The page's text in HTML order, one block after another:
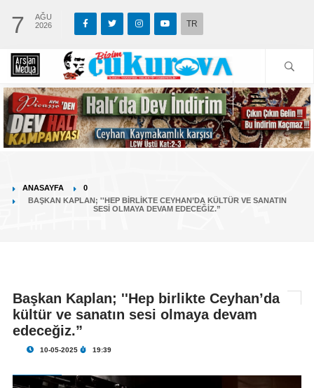
7
AĞU
2026
TR
ANASAYFA
0
BAŞKAN KAPLAN; ''HEP BIRLIKTE CEYHAN’DA KÜLTÜR VE SANATIN
SESI OLMAYA DEVAM EDECEĞIZ.”
Başkan Kaplan; ''Hep birlikte Ceyhan’da
kültür ve sanatın sesi olmaya devam
edeceğiz.”
10-05-2025 19:39